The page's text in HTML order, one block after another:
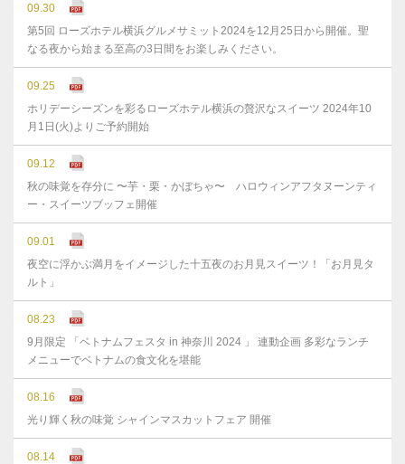
09.30
第5回 ローズホテル横浜グルメサミット2024を12月25日から開催。聖
なる夜から始まる至高の3日間をお楽しみください。
09.25
ホリデーシーズンを彩るローズホテル横浜の贅沢なスイーツ 2024年10
月1日(火)よりご予約開始
09.12
秋の味覚を存分に 〜芋・栗・かぼちゃ〜 ハロウィンアフタヌーンティ
ー・スイーツブッフェ開催
09.01
夜空に浮かぶ満月をイメージした十五夜のお月見スイーツ！「お月見タ
ルト」
08.23
9月限定 「ベトナムフェスタ in 神奈川 2024 」 連動企画 多彩なランチ
メニューでベトナムの食文化を堪能
08.16
光り輝く秋の味覚 シャインマスカットフェア 開催
08.14